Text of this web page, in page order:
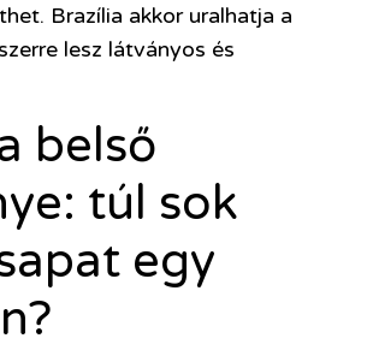
Brazília akkor uralhatja a
lesz látványos és
belső
túl sok
egy